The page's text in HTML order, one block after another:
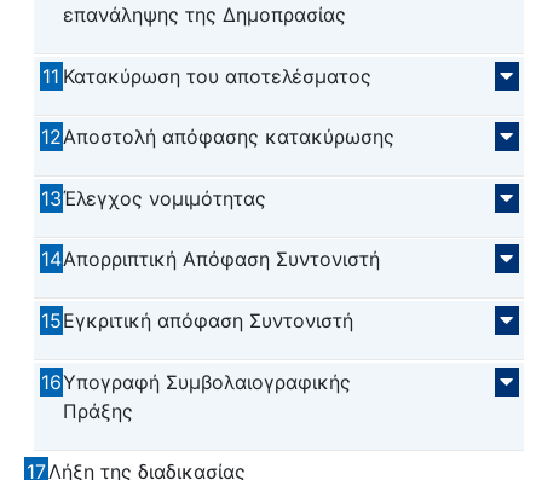
επανάληψης της Δημοπρασίας
11 Κατακύρωση του αποτελέσματος
12Αποστολή απόφασης κατακύρωσης
13Έλεγχος νομιμότητας
14Απορριπτική Απόφαση Συντονιστή
15Εγκριτική απόφαση Συντονιστή
16Υπογραφή Συμβολαιογραφικής
Πράξης
17Λήξη της διαδικασίας